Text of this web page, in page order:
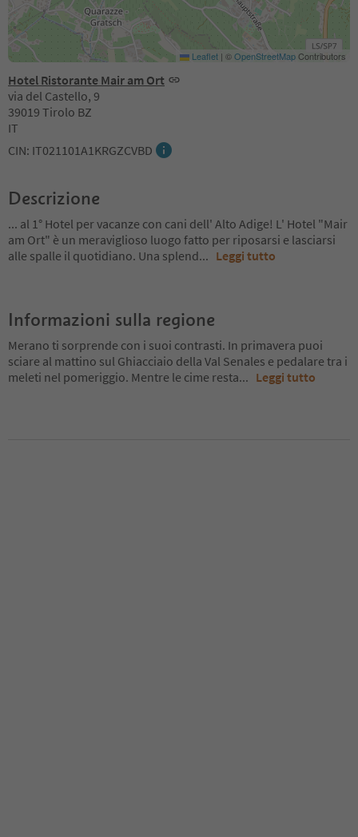
Hotel Ristorante Mair am Ort
via del Castello, 9
39019 Tirolo BZ
IT
CIN: IT021101A1KRGZCVBD
Leaflet | ©OpenStreetMapContributors
Descrizione
... al 1° Hotel per vacanze con cani dell' Alto Adige! L' Hotel "Mair
am Ort" è un meraviglioso luogo fatto per riposarsi e lasciarsi
alle spalle il quotidiano. Una splend... Leggi tutto
Informazioni sulla regione
Merano ti sorprende con i suoi contrasti. In primavera puoi
sciare al mattino sul Ghiacciaio della Val Senales e pedalare tra i
meleti nel pomeriggio. Mentre le cime resta... Leggi tutto